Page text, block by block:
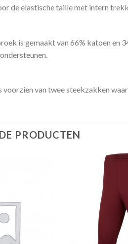
de elastische taille met intern
is gemaakt van 66% katoen en
van twee steekzakken
PRODUCTEN